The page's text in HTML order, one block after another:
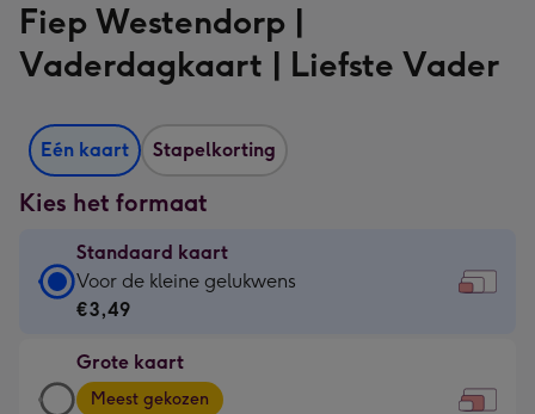
Fiep Westendorp |
Vaderdagkaart | Liefste Vader
Eén kaart Stapelkorting
Kies het formaat
Standaard kaart
Standaard
kaart
€3,49
-
Voor de kleine gelukwens
€3,49
Grote kaart
Grote
Meest gekozen